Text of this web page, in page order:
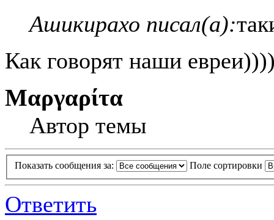
Ашикирахо писал(а):
Как говорят наши
Μαργαρίτα
Автор темы
Показать сообщения за: Поле сортировки
Ответить